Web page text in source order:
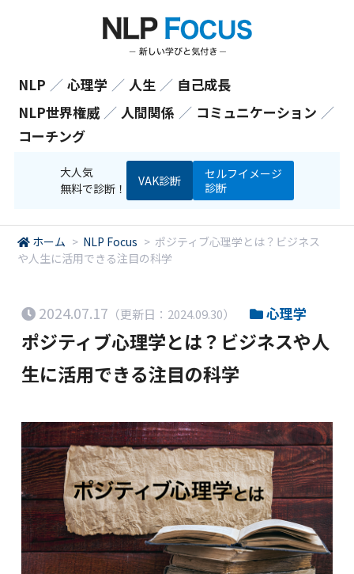
NLP ／ 心理学 ／ 人生 ／ 自己成長
NLP世界権威 ／ 人間関係 ／ コミュニケーション ／
コーチング
大人気
無料で診断！
VAK診断
セルフイメージ
診断
ホーム > NLP Focus > ポジティブ心理学とは？ビジネス
や人生に活用できる注目の科学
2024.07.17 （更新日：2024.09.30） 心理学
ポジティブ心理学とは？ビジネスや人
生に活用できる注目の科学